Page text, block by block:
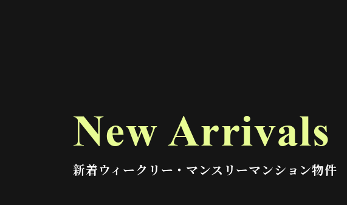
New Arrivals
新着ウィークリー・マンスリーマンション物件